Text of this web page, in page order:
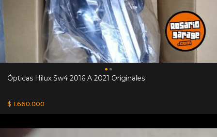
Ópticas Hilux Sw4 2016 A 2021 Originales
$ 1.660.000